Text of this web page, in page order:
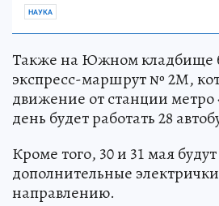
НАУКА
Также на Южном кладбище
экспресс-маршрут № 2М,
движение от станции метро
день будет работать 28
Кроме того, 30 и 31 мая
дополнительные
направлению.